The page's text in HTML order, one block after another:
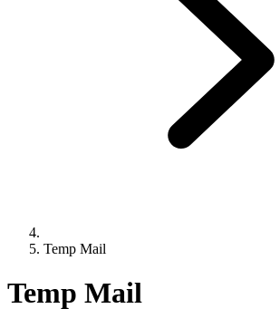
Temp Mail
Temp Mail